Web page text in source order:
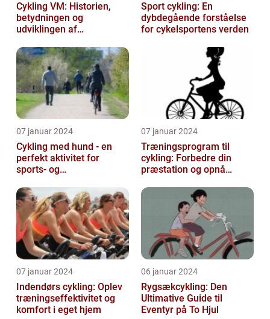
Cykling VM: Historien,
betydningen og
udviklingen af
Sport cykling: En
dybdegående forståelse
for cykelsportens verden
07 januar 2024
Cykling med hund - en
perfekt aktivitet for
sports- og
07 januar 2024
Træningsprogram til
cykling: Forbedre din
præstation og opnå
07 januar 2024
Indendørs cykling: Oplev
træningseffektivitet og
komfort i eget hjem
06 januar 2024
Rygsækcykling: Den
Ultimative Guide til
Eventyr på To Hjul